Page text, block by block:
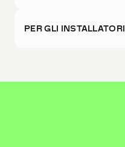
PER GLI INSTALLATORI